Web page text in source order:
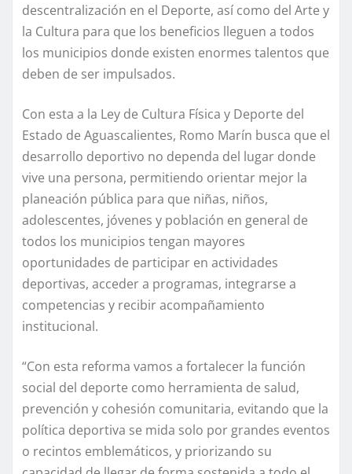
descentralización en el Deporte, así como del Arte y
la Cultura para que los beneficios lleguen a todos
los municipios donde existen enormes talentos que
deben de ser impulsados.
Con esta a la Ley de Cultura Física y Deporte del
Estado de Aguascalientes, Romo Marín busca que el
desarrollo deportivo no dependa del lugar donde
vive una persona, permitiendo orientar mejor la
planeación pública para que niñas, niños,
adolescentes, jóvenes y población en general de
todos los municipios tengan mayores
oportunidades de participar en actividades
deportivas, acceder a programas, integrarse a
competencias y recibir acompañamiento
institucional.
“Con esta reforma vamos a fortalecer la función
social del deporte como herramienta de salud,
prevención y cohesión comunitaria, evitando que la
política deportiva se mida solo por grandes eventos
o recintos emblemáticos, y priorizando su